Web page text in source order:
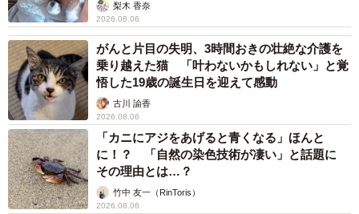
梨木 香奈
2026.08.06
がんと片目の失明、3時間おきの壮絶な介護を
乗り越えた猫 「叶わないかもしれない」と覚
悟した19歳の誕生日を迎えて感動
古川 諭香
2026.08.06
「カニにアジをあげると青くなる」ほんと
に！？ 「自然の染色技術が凄い」と話題に
その理由とは…？
竹中 友一（RinToris）
2026.08.06